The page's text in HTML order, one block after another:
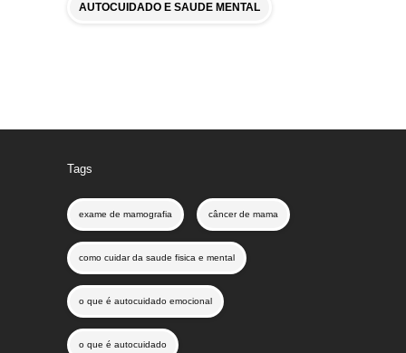
AUTOCUIDADO E SAUDE MENTAL
Tags
exame de mamografia câncer de mama
como cuidar da saude fisica e mental
o que é autocuidado emocional
o que é autocuidado